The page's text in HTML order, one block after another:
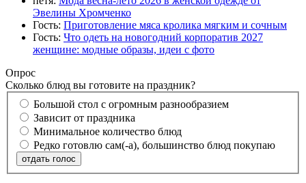
Эвелины Хромченко
Гость: Приготовление мяса кролика мягким и сочным
Гость: Что одеть на новогодний корпоратив 2027
женщине: модные образы, идеи с фото
Опрос
Сколько блюд вы готовите на праздник?
Большой стол с огромным разнообразием
Зависит от праздника
Минимальное количество блюд
Редко готовлю сам(-а), большинство блюд покупаю
отдать голос